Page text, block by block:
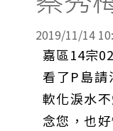
2019/11/14
嘉區14宗02
看了P島請
軟化淚水
念您，也